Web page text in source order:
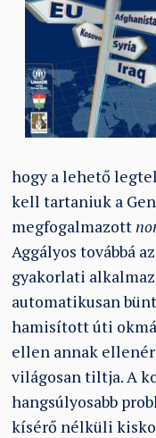
hogy a lehető
kell tartaniuk a
megfogalmazott
Aggályos továbbá
gyakorlati
automatikusan
hamisított úti
ellen annak
világosan tiltja. A
hangsúlyosabb
kísérő nélküli